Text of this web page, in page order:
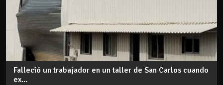
Falleció un trabajador en un taller de San Carlos cuando
ex...